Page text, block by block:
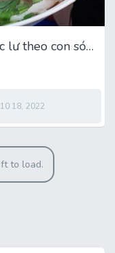
Chợ Nổi Cái Răng: Ăn hủ tiếu lắc lư theo con sóng
18, 2022
to load.